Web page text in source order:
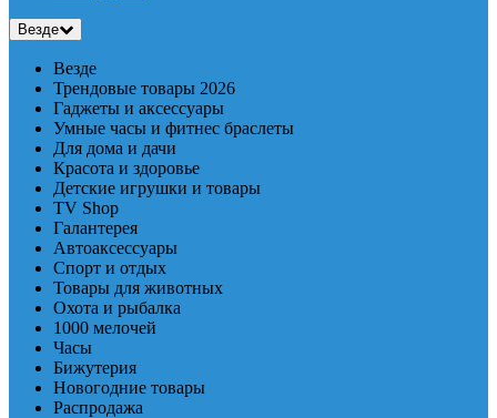
Везде
Везде
Трендовые товары 2026
Гаджеты и аксессуары
Умные часы и фитнес браслеты
Для дома и дачи
Красота и здоровье
Детские игрушки и товары
TV Shop
Галантерея
Автоаксессуары
Спорт и отдых
Товары для животных
Охота и рыбалка
1000 мелочей
Часы
Бижутерия
Новогодние товары
Распродажа